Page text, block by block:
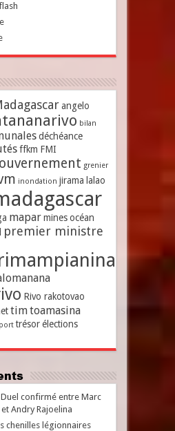
angelo
bilan
déchéance
ffkm FMI
grenier
inondation jirama lalao
mapar mines océan
premier ministre
Rivo rakotovao
timtoamasina
trésor élections
confirmé entre Marc
Andry Rajoelina
chenilles légionnaires